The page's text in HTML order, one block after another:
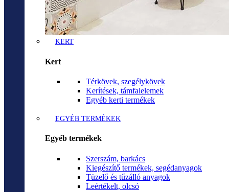
KERT
Kert
Térkövek, szegélykövek
Kerítések, támfalelemek
Egyéb kerti termékek
EGYÉB TERMÉKEK
Egyéb termékek
Szerszám, barkács
Kiegészítő termékek, segédanyagok
Tüzelő és tűzálló anyagok
Leértékelt, olcsó